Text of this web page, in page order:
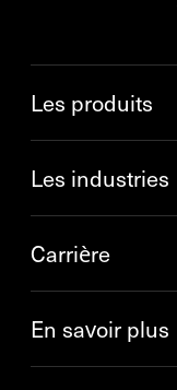
Les produits
Les industries
Carrière
En savoir plus